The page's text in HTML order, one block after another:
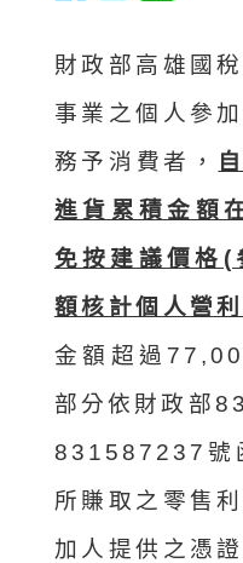
財政部高雄國
事業之個人參
務予消費者，
進貨累積金額
免按建議價格(
額核計個人營
金額超過
部分依財政部
831587237號
所賺取之零售
加人提供之憑